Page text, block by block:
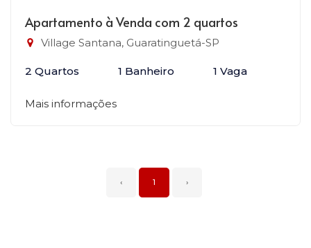
Apartamento à Venda com 2 quartos
Village Santana, Guaratinguetá-SP
2 Quartos 1 Banheiro 1 Vaga
Mais informações
‹ 1 ›